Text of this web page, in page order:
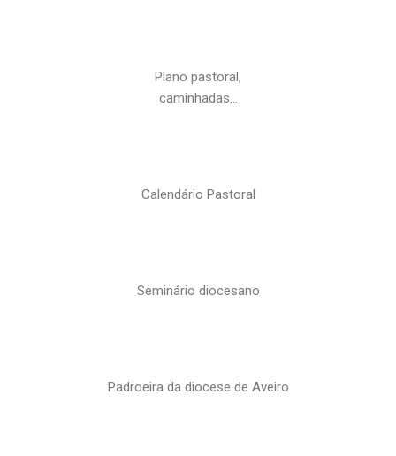
Plano pastoral,
caminhadas…
Calendário Pastoral
Seminário diocesano
Padroeira da diocese de Aveiro